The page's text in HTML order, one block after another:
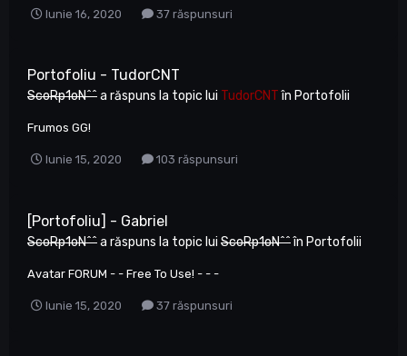
Iunie 16, 2020 37 răspunsuri
Portofoliu - TudorCNT
ScoRp1oN^^a răspuns la topic lui TudorCNTîn Portofolii
Frumos GG!
Iunie 15, 2020 103 răspunsuri
[Portofoliu] - Gabriel
ScoRp1oN^^a răspuns la topic lui ScoRp1oN^^în Portofolii
Avatar FORUM - - Free To Use! - - -
Iunie 15, 2020 37 răspunsuri